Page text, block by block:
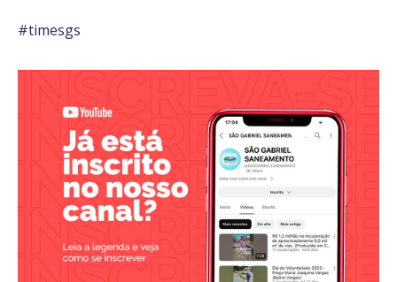
#timesgs